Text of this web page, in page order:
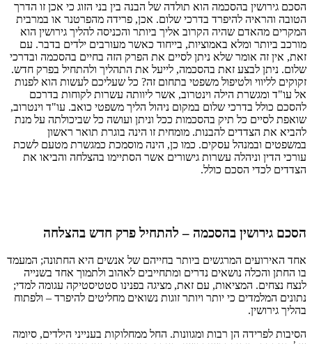
הסכם גירושין בהסכמה הוא תולדה של הבנה בין בני הזוג כי אכן זו הדרך
הטובה והראיה להיפרד בדרכי שלום. אכן, פרידה מהפרטנר או במרבית
המקרים מהאדם שהיה הקרוב אליך ביותר והכניסה להליך גירושין הוא
מורכב ביותר ומלא באמוציות, בייחוד כאשר מעורבים ילדים בדבר. עם
זאת, אין זה אומר שלא ניתן לסיים את הפרק הזה בחיים בהסכמה ובדרכי
שלום. ניתן לבצע זאת בהסכמה, לייעל את התהליך ולהתחיל בפרק חדש.
זקוקים לליווי ולטיפול משפטי בתחום זה? כל שעליכם לעשות הוא לפנות
אל עו"ד ומגשרת הילה וינטרוב, אשר ליוותה עשרות לקוחות בדרכם
להסכם כולל בדרכי שלום במקום ניהול הליך משפטי כואב. עו"ד וינטרוב,
שואפת לסיים כל תיק בהסכמות ככל וניתן ועושה כל שביכולתה על מנת
להביא את הצדדים להבנות. מומחית זו הינה בוגרת תואר ראשון
במשפטים ובמנהל עסקים. כמו כן, הינה מוסמכת כמגשרת מטעם לשכת
עורכי הדין וניהלה עשרות גישורים אשר הסתיימו בהצלחה והביאו את
הצדדים לכדי הסכם כולל.
הסכם גירושין בהסכמה – להתחיל פרק חדש בהצלחה
אחד האירועים המרגשים ביותר בחייהם של אנשים היא החתונה; המעמד
בו החתן והכלה נושאים נדרים ומתחייבים לאהוב ולתמוך אחד בשנייה
לנצח נצחים. המציאות, עם זאת, מציגה בפנינו סטטיסטיקה עגומה למדי;
נתונים המלמדים כי יותר ויותר זוגות נשואים מחליטים להיפרד – ולפתוח
בהליך גירושין.
הסיבות לפרידה הן רבות ומגוונות. החל ממחלוקות בענייני הילדים, סיומה